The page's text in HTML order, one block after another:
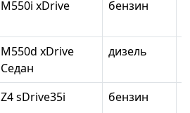
M550i xDrive бензин
M550d xDrive
Седан
дизель
Z4 sDrive35i бензин